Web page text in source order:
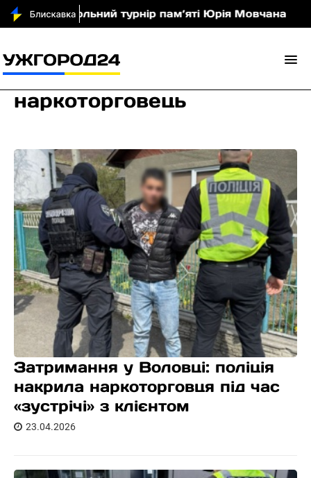
турнір пам’яті Юрія Мовчана Мукачівські
наркоторговець
Затримання у Воловці: поліція
накрила наркоторговця під час
«зустрічі» з клієнтом
23.04.2026